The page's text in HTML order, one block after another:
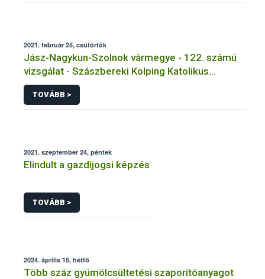
2021. február 25, csütörtök
Jász-Nagykun-Szolnok vármegye - 122. számú
vizsgálat - Szászbereki Kolping Katolikus
Általános Iskola - Szászberek
TOVÁBB >
2021. szeptember 24, péntek
Elindult a gazdijogsi képzés
TOVÁBB >
2024. április 15, hétfő
Több száz gyümölcsültetési szaporítóanyagot